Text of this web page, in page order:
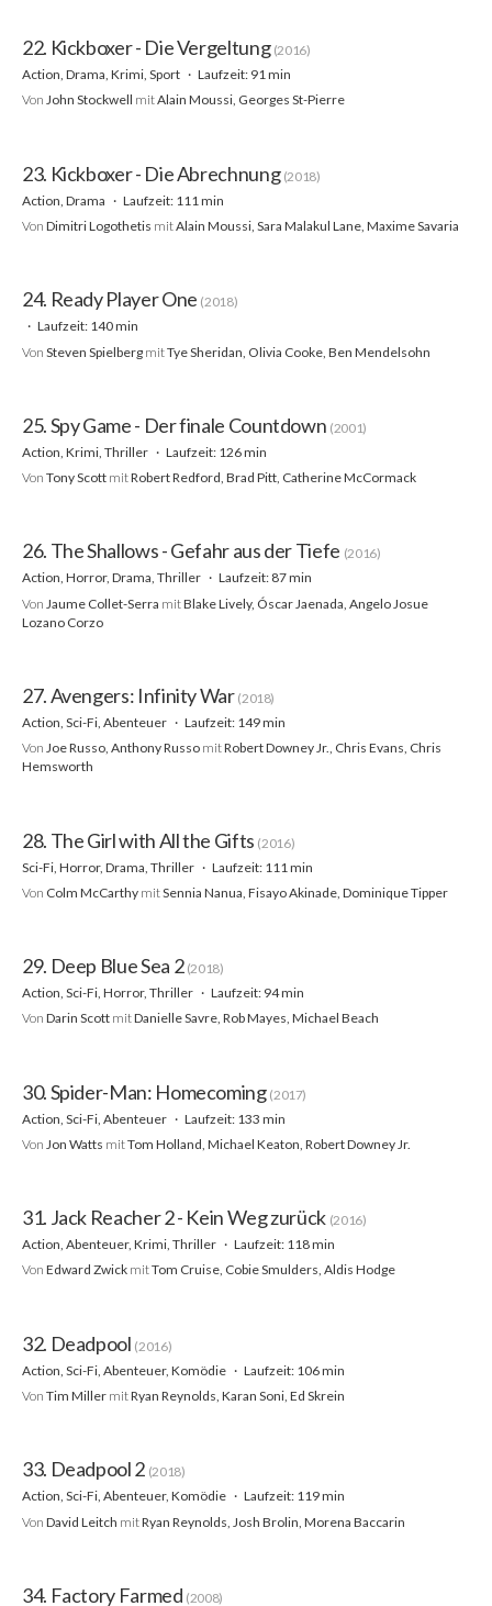
22. Kickboxer - Die Vergeltung (2016)
Action, Drama, Krimi, Sport
Laufzeit: 91 min
Von John Stockwell mitAlain Moussi, Georges St-Pierre
23. Kickboxer - Die Abrechnung (2018)
Action, Drama
Laufzeit: 111 min
Von Dimitri Logothetis mitAlain Moussi, Sara Malakul Lane, Maxime Savaria
24. Ready Player One (2018)
Laufzeit: 140 min
Von Steven Spielberg mitTye Sheridan, Olivia Cooke, Ben Mendelsohn
25. Spy Game - Der finale Countdown (2001)
Action, Krimi, Thriller
Laufzeit: 126 min
Von Tony Scott mitRobert Redford, Brad Pitt, Catherine McCormack
26. The Shallows - Gefahr aus der Tiefe (2016)
Action, Horror, Drama, Thriller
Laufzeit: 87 min
Von Jaume Collet-Serra mitBlake Lively, Óscar Jaenada, Angelo Josue
Lozano Corzo
27. Avengers: Infinity War (2018)
Action, Sci-Fi, Abenteuer
Laufzeit: 149 min
Von Joe Russo, Anthony Russo mitRobert Downey Jr., Chris Evans, Chris
Hemsworth
28. The Girl with All the Gifts (2016)
Sci-Fi, Horror, Drama, Thriller
Laufzeit: 111 min
Von Colm McCarthy mitSennia Nanua, Fisayo Akinade, Dominique Tipper
29. Deep Blue Sea 2 (2018)
Action, Sci-Fi, Horror, Thriller
Laufzeit: 94 min
Von Darin Scott mitDanielle Savre, Rob Mayes, Michael Beach
30. Spider-Man: Homecoming (2017)
Action, Sci-Fi, Abenteuer
Laufzeit: 133 min
Von Jon Watts mitTom Holland, Michael Keaton, Robert Downey Jr.
31. Jack Reacher 2 - Kein Weg zurück (2016)
Action, Abenteuer, Krimi, Thriller
Laufzeit: 118 min
Von Edward Zwick mitTom Cruise, Cobie Smulders, Aldis Hodge
32. Deadpool (2016)
Action, Sci-Fi, Abenteuer, Komödie
Laufzeit: 106 min
Von Tim Miller mitRyan Reynolds, Karan Soni, Ed Skrein
33. Deadpool 2 (2018)
Action, Sci-Fi, Abenteuer, Komödie
Laufzeit: 119 min
Von David Leitch mitRyan Reynolds, Josh Brolin, Morena Baccarin
34. Factory Farmed (2008)